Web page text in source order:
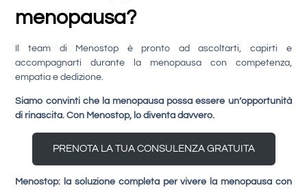
menopausa?
Il team di Menostop è pronto ad ascoltarti, capirti e
accompagnarti durante la menopausa con competenza,
empatia e dedizione.
Siamo convinti che la menopausa possa essere un’opportunità
di rinascita. Con Menostop, lo diventa davvero.
PRENOTA LA TUA CONSULENZA GRATUITA
Menostop: la soluzione completa per vivere la menopausa con